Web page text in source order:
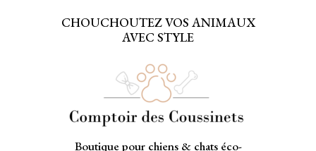
CHOUCHOUTEZ VOS ANIMAUX
AVEC STYLE
Boutique pour chiens & chats éco-